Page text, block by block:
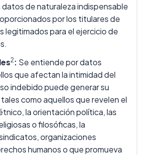
de naturaleza indispensable
por los titulares de
legitimados para el ejercicio de
2: Se entiende por datos
que afectan la intimidad del
indebido puede generar su
como aquellos que revelen el
la orientación política, las
o filosóficas, la
organizaciones
humanos o que promueva